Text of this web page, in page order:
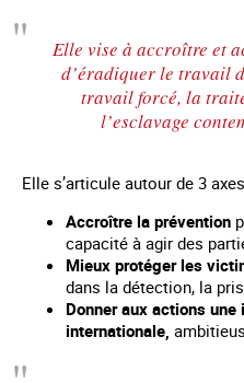
Elle vise à accroître et
d’éradiquer le travail
travail forcé, la
l’esclavage
Elle s’articule autour de 3
Accroître la prévention
capacité à agir des
Mieux protéger les
dans la détection, la
Donner aux actions
internationale,